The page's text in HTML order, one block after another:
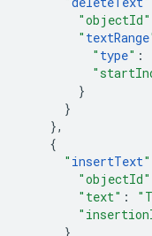
"objectId"
" textRange
" type" :
}
}
},
{
" insertText"
"objectId"
"text" :
}